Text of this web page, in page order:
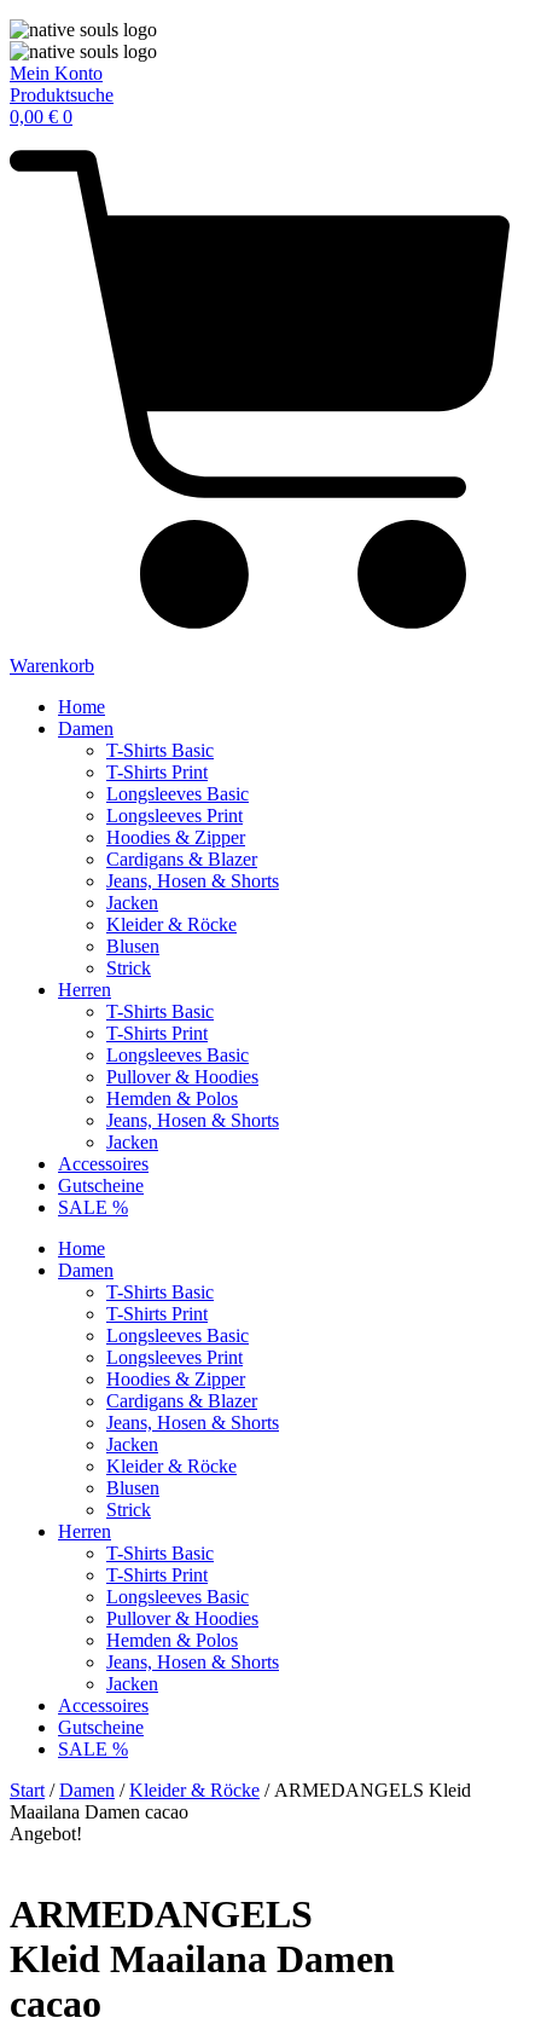
Mein Konto
Produktsuche
0,00 € 0
Warenkorb
Home
Damen
T-Shirts Basic
T-Shirts Print
Longsleeves Basic
Longsleeves Print
Hoodies & Zipper
Cardigans & Blazer
Jeans, Hosen & Shorts
Jacken
Kleider & Röcke
Blusen
Strick
Herren
T-Shirts Basic
T-Shirts Print
Longsleeves Basic
Pullover & Hoodies
Hemden & Polos
Jeans, Hosen & Shorts
Jacken
Accessoires
Gutscheine
SALE %
Home
Damen
T-Shirts Basic
T-Shirts Print
Longsleeves Basic
Longsleeves Print
Hoodies & Zipper
Cardigans & Blazer
Jeans, Hosen & Shorts
Jacken
Kleider & Röcke
Blusen
Strick
Herren
T-Shirts Basic
T-Shirts Print
Longsleeves Basic
Pullover & Hoodies
Hemden & Polos
Jeans, Hosen & Shorts
Jacken
Accessoires
Gutscheine
SALE %
Start /Damen /Kleider & Röcke / ARMEDANGELS Kleid
Maailana Damen cacao
Angebot!
ARMEDANGELS
Kleid Maailana Damen
cacao